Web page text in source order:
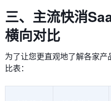
三、主流快消
横向对比
为了让您更直观地了解各家
比表：